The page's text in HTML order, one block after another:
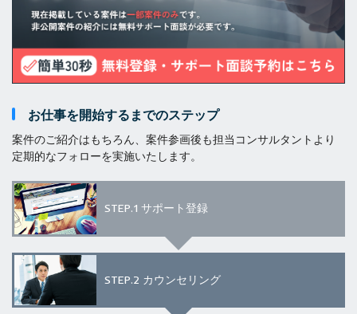
お仕事を開始するまでのステップ
案件のご紹介はもちろん、案件参画後も担当コンサルタントより
定期的なフォローを実施いたします。
STEP.1 サポート登録
STEP.2 カウンセリング